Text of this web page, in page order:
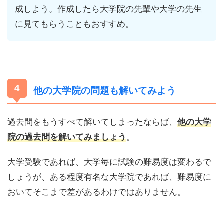
成しよう。作成したら大学院の先輩や大学の先生
に見てもらうこともおすすめ。
他の大学院の問題も解いてみよう
過去問をもうすべて解いてしまったならば、 他の大学
院の過去問を解いてみましょう。
大学受験であれば、大学毎に試験の難易度は変わるで
しょうが、ある程度有名な大学院であれば、難易度に
おいてそこまで差があるわけではありません。